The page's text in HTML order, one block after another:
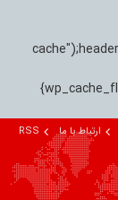
ارتباط با ما RSS